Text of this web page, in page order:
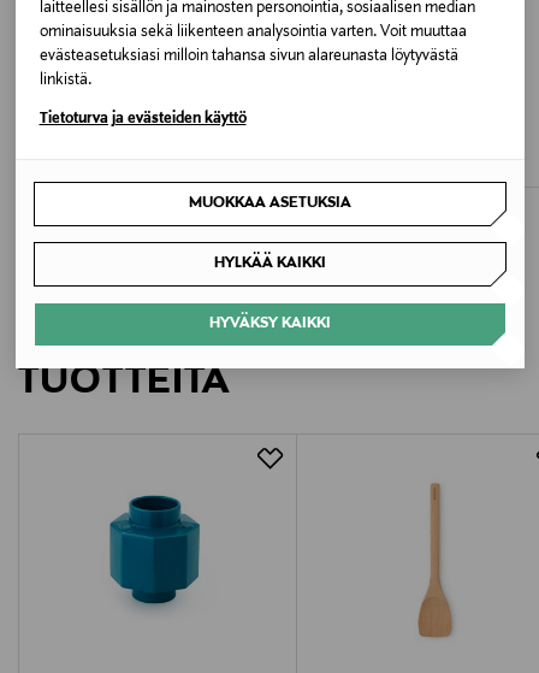
laitteellesi sisällön ja mainosten personointia, sosiaalisen median
ominaisuuksia sekä liikenteen analysointia varten. Voit muuttaa
evästeasetuksiasi milloin tahansa sivun alareunasta löytyvästä
linkistä.
Tietoturva ja evästeiden käyttö
MUOKKAA ASETUKSIA
HYLKÄÄ KAIKKI
HYVÄKSY KAIKKI
Väri
999 MIXED
Swedish Stockings AB
Skeppargatan 12, 114 52 Stockholm, Sweden
Digitaalinen osoite
info@swedishstockings.com
VOGUE
LISÄÄ KIINNOSTAVIA
TUOTTEITA